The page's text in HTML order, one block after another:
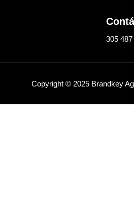
305
Copyright © 2025 Brandkey